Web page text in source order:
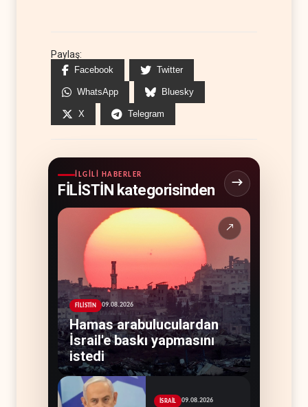
Paylaş:
Facebook Twitter
WhatsApp Bluesky
X Telegram
İLGILI HABERLER
FİLİSTİN kategorisinden
↗
FİLİSTİN 09.08.2026
Hamas arabuluculardan
İsrail'e baskı yapmasını
istedi
İSRAİL 09.08.2026